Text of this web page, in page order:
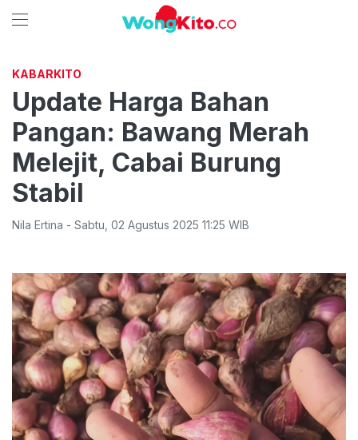
KABARKITO
Update Harga Bahan
Pangan: Bawang Merah
Melejit, Cabai Burung
Stabil
Nila Ertina - Sabtu 02 Agustus 2025 11:25 WIB